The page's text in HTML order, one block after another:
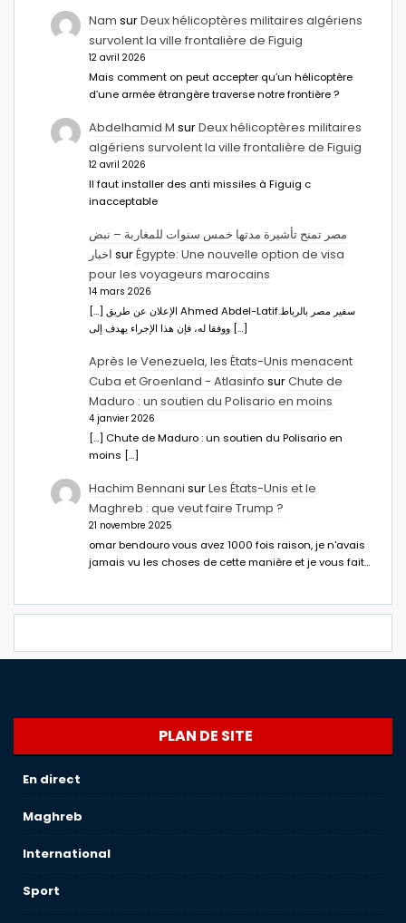
Nam surDeux hélicoptères militaires algériens
survolent la ville frontalière de Figuig
12 avril 2026
Mais comment on peut accepter qu’un hélicoptère
d’une armée étrangère traverse notre frontière ?
Abdelhamid M surDeux hélicoptères militaires
algériens survolent la ville frontalière de Figuig
12 avril 2026
Il faut installer des anti missiles à Figuig c
inacceptable
مصر تمنح تأشيرة مدتها خمس سنوات للمغاربة – نبض
اخبار surÉgypte: Une nouvelle option de visa
pour les voyageurs marocains
14 mars 2026
[…] الإعلان عن طريق Ahmed Abdel-Latifسفير مصر بالرباط.
ووفقا له، فإن هذا الإجراء يهدف إلى […]
Après le Venezuela, les États-Unis menacent
Cuba et Groenland - Atlasinfo surChute de
Maduro : un soutien du Polisario en moins
4 janvier 2026
[…] Chute de Maduro : un soutien du Polisario en
moins […]
Hachim Bennani surLes États-Unis et le
Maghreb : que veut faire Trump ?
21 novembre 2025
omar bendouro vous avez 1000 fois raison, je n'avais
jamais vu les choses de cette manière et je vous fait…
PLAN DE SITE
En direct
Maghreb
International
Sport